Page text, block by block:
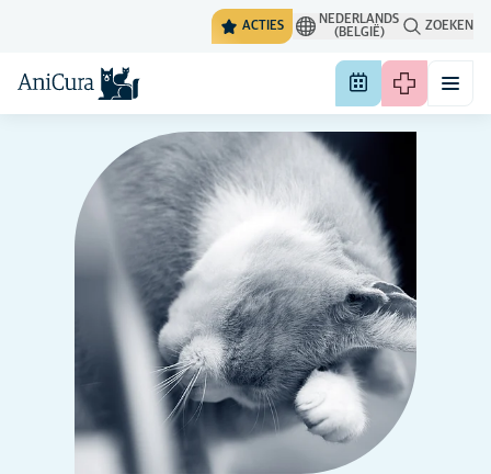
ACTIES
NEDERLANDS
(BELGIË)
ZOEKEN